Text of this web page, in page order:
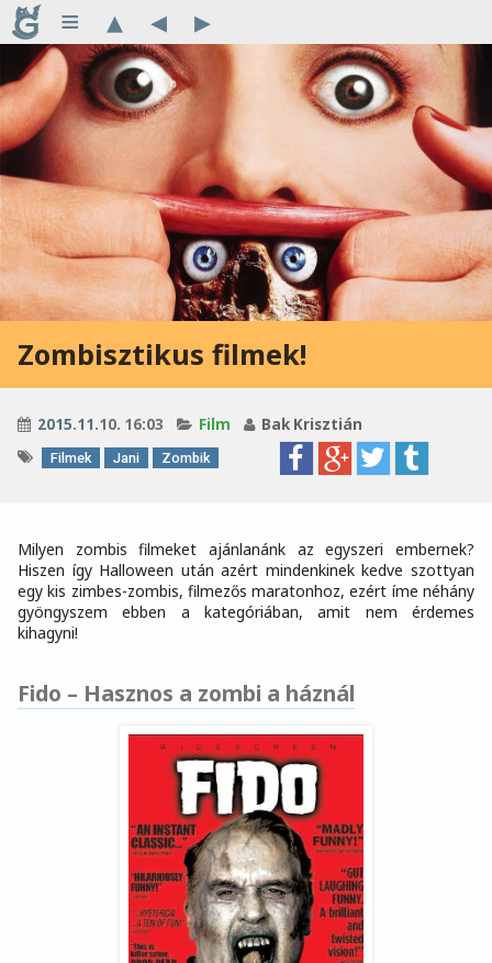
≡ ▴ ◂ ▸
Zombisztikus filmek!
2015.11.10. 16:03 Film Bak Krisztián
Filmek Jani Zombik
Milyen zombis filmeket ajánlanánk az egyszeri embernek?
Hiszen így Halloween után azért mindenkinek kedve szottyan
egy kis zimbes-zombis, filmezős maratonhoz, ezért íme néhány
gyöngyszem ebben a kategóriában, amit nem érdemes
kihagyni!
Fido – Hasznos a zombi a háznál